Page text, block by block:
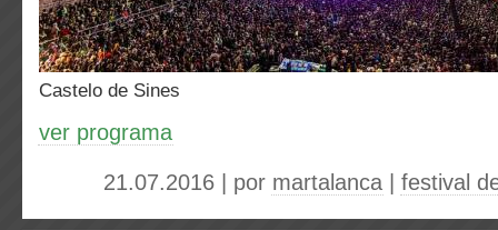
Castelo de Sines
ver programa
21.07.2016 | por martalanca festival